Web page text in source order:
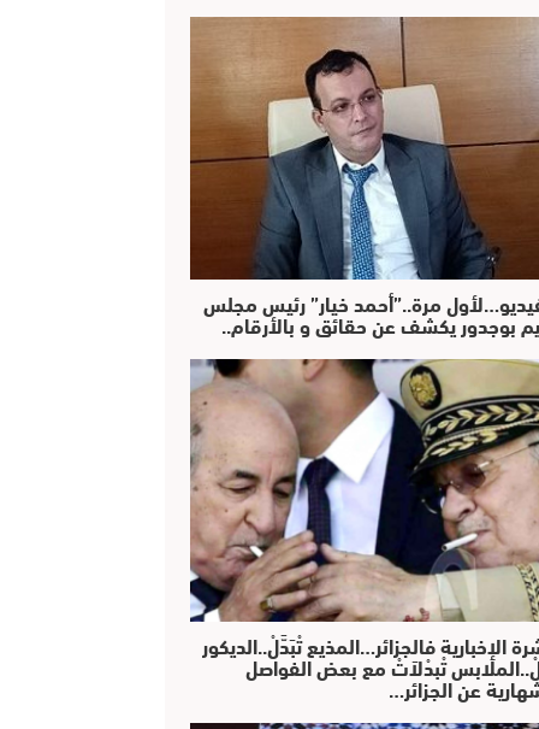
مرة..”أحمد خيار” رئيس مجلس
بوجدور يكشف عن حقائق و بالأرقام..
الإخبارية فالجزائر…المذيع تْبَدَّلْ..الديكور
تْبدْلاَتْ مع بعض الفواصل
عن الجزائر…